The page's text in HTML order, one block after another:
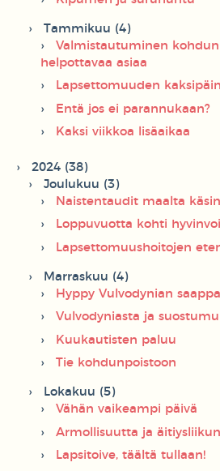
Tammikuu (4)
Valmistautuminen
helpottavaa asiaa
Lapsettomuuden
Entä jos ei parannukaan?
Kaksi viikkoa lisäaikaa
2024 (38)
Joulukuu (3)
Naistentaudit maalta käsin
Loppuvuotta kohti
Lapsettomuushoitojen
Marraskuu (4)
Hyppy Vulvodynian
Vulvodyniasta ja
Kuukautisten paluu
Tie kohdunpoistoon
Lokakuu (5)
Vähän vaikeampi päivä
Armollisuutta ja
Lapsitoive, täältä tullaan!